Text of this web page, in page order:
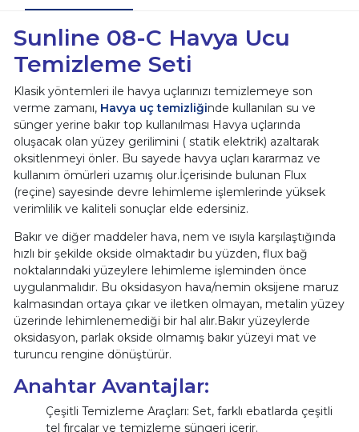
Sunline 08-C Havya Ucu
Temizleme Seti
Klasik yöntemleri ile havya uçlarınızı temizlemeye son
verme zamanı, Havya uç temizliğinde kullanılan su ve
sünger yerine bakır top kullanılması Havya uçlarında
oluşacak olan yüzey gerilimini ( statik elektrik) azaltarak
oksitlenmeyi önler. Bu sayede havya uçları kararmaz ve
kullanım ömürleri uzamış olur.İçerisinde bulunan Flux
(reçine) sayesinde devre lehimleme işlemlerinde yüksek
verimlilik ve kaliteli sonuçlar elde edersiniz.
Bakır ve diğer maddeler hava, nem ve ısıyla karşılaştığında
hızlı bir şekilde okside olmaktadır bu yüzden, flux bağ
noktalarındaki yüzeylere lehimleme işleminden önce
uygulanmalıdır. Bu oksidasyon hava/nemin oksijene maruz
kalmasından ortaya çıkar ve iletken olmayan, metalin yüzey
üzerinde lehimlenemediği bir hal alır.Bakır yüzeylerde
oksidasyon, parlak okside olmamış bakır yüzeyi mat ve
turuncu rengine dönüştürür.
Anahtar Avantajlar:
Çeşitli Temizleme Araçları: Set, farklı ebatlarda çeşitli
tel fırçalar ve temizleme süngeri içerir.